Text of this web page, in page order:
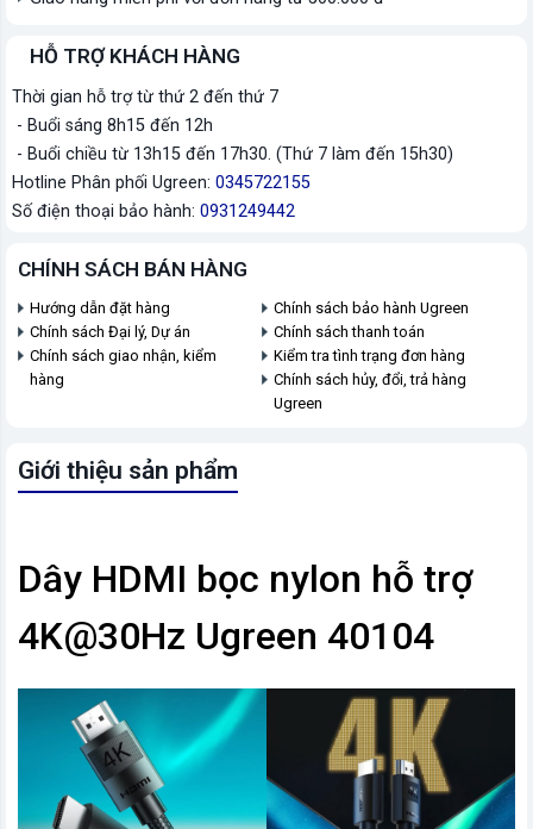
HỖ TRỢ KHÁCH HÀNG
Thời gian hỗ trợ từ thứ 2 đến thứ 7
- Buổi sáng 8h15 đến 12h
- Buổi chiều từ 13h15 đến 17h30. (Thứ 7 làm đến 15h30)
Hotline Phân phối Ugreen: 0345722155
Số điện thoại bảo hành: 0931249442
CHÍNH SÁCH BÁN HÀNG
Hướng dẫn đặt hàng
Chính sách bảo hành Ugreen
Chính sách Đại lý, Dự án
Chính sách thanh toán
Chính sách giao nhận, kiểm
hàng
Kiểm tra tình trạng đơn hàng
Chính sách hủy, đổi, trả hàng
Ugreen
Giới thiệu sản phẩm
Dây HDMI bọc nylon hỗ trợ
4K@30Hz Ugreen 40104